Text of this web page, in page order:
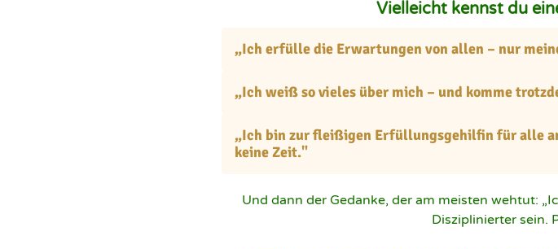
Vielleicht kennst du
„Ich erfülle die Erwartungen von allen – nur
„Ich weiß so vieles über mich – und komme
„Ich bin zur fleißigen Erfüllungsgehilfin für alle
keine Zeit."
Und dann der Gedanke, der am meisten wehtut:
Disziplinierter sein.